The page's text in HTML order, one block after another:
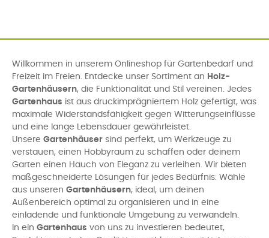
Willkommen in unserem Onlineshop für Gartenbedarf und
Freizeit im Freien. Entdecke unser Sortiment an Holz-
Gartenhäusern, die Funktionalität und Stil vereinen. Jedes
Gartenhaus ist aus druckimprägniertem Holz gefertigt, was
maximale Widerstandsfähigkeit gegen Witterungseinflüsse
und eine lange Lebensdauer gewährleistet.
Unsere Gartenhäuser sind perfekt, um Werkzeuge zu
verstauen, einen Hobbyraum zu schaffen oder deinem
Garten einen Hauch von Eleganz zu verleihen. Wir bieten
maßgeschneiderte Lösungen für jedes Bedürfnis: Wähle
aus unseren Gartenhäusern, ideal, um deinen
Außenbereich optimal zu organisieren und in eine
einladende und funktionale Umgebung zu verwandeln.
In ein Gartenhaus von uns zu investieren bedeutet,